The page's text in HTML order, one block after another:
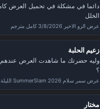
دائما في مشكلة في تحميل العرض
الخلل
عرض الرو الاخير 3/8/2026 كامل مترجم
زعيم الحلبة
وليه حضرتك ما شاهدت العرض عندهم
؟
عرض سمر سلام SummerSlam 2026 الليلة الأولى كامل مترجم
مختار